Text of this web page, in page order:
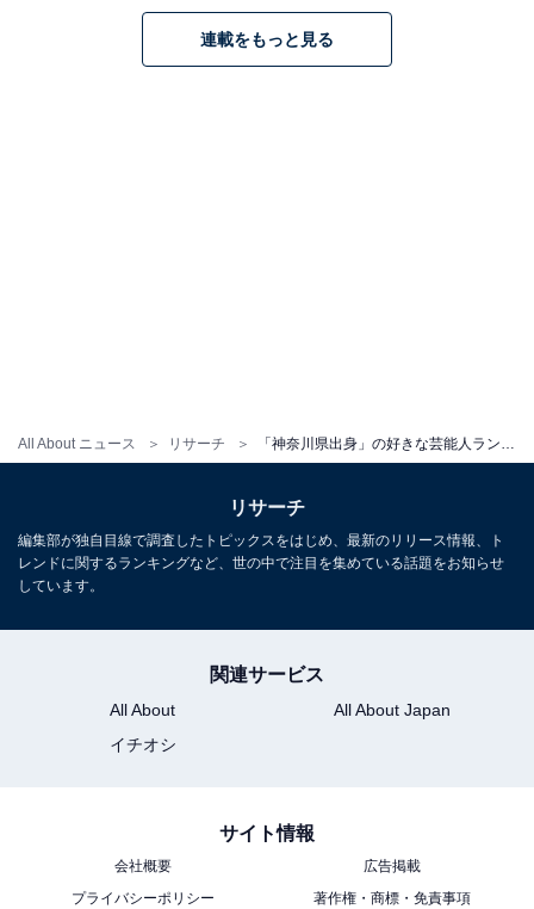
All About ニュース リサーチ
2位に選ばれたのは、SMAPの元メンバーで現在は司会者
回答者からは、「司会の時の回しが上手く、また面白い
している」（30代女性・山形県）、「好感が持てる」
（50代男性・東京都）、「爽やかでとても控えめだった
り、明るかったり雰囲気がすごくいつも素敵なので」
（40代女性・東京都）など、トークの面白さや司会のう
連載をもっと見る
リサーチ
編集部が独自目線で調査したトピックスをはじめ、最新のリリース情報、ト
レンドに関するランキングなど、世の中で注目を集めている話題をお知らせ
しています。
関連サービス
All About
All About Japan
イチオシ
サイト情報
会社概要
広告掲載
プライバシーポリシー
著作権・商標・免責事項